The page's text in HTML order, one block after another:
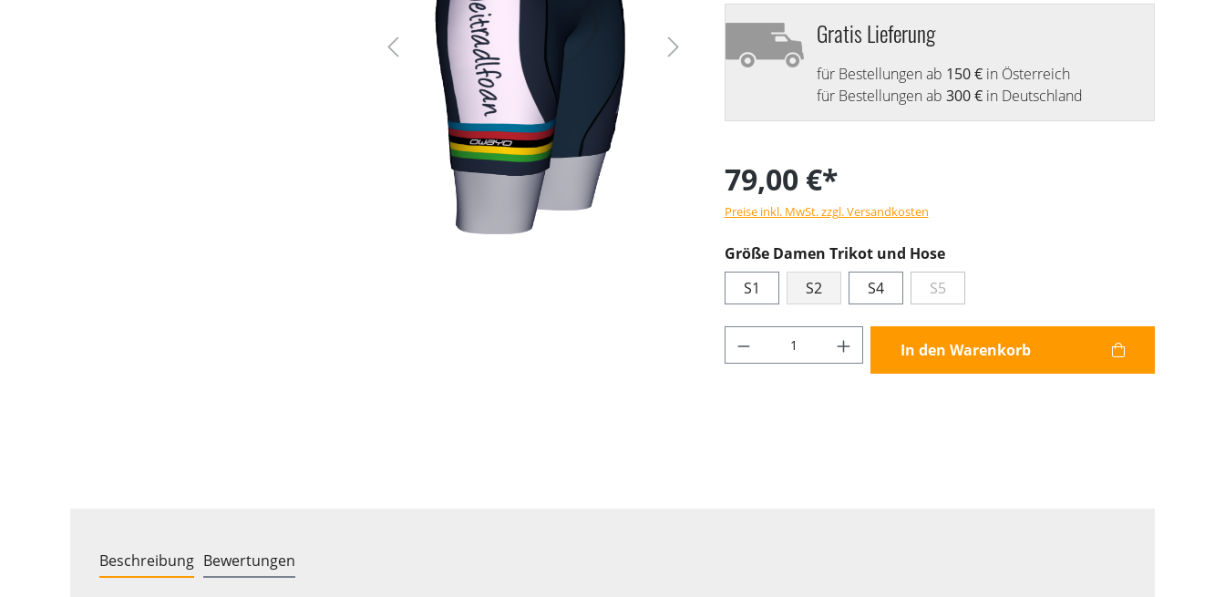
Gratis Lieferung
für Bestellungen ab 150 €in Österreich
für Bestellungen ab 300 €in Deutschland
79,00 €*
Preise inkl. MwSt. zzgl. Versandkosten
Größe Damen Trikot und Hose
S1
S2 S4 S5
Produkt Anzahl: Gib den gewünschten Wert
In den Warenkorb
Beschreibung Bewertungen